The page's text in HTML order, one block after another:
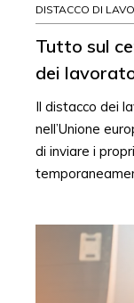
DISTACCO DI
Tutto sul
dei
Il distacco dei
nell’Unione
di inviare i